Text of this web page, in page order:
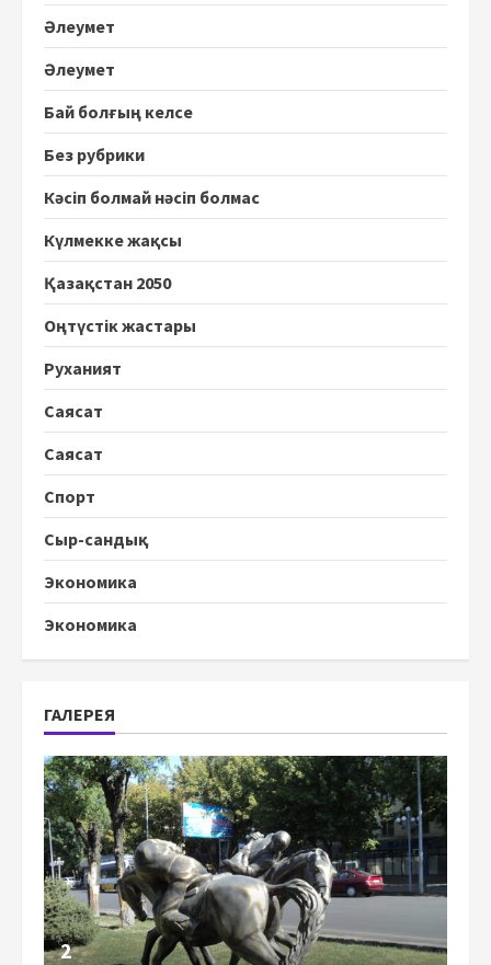
Әлеумет
Әлеумет
Бай болғың келсе
Без рубрики
Кәсіп болмай нәсіп болмас
Күлмекке жақсы
Қазақстан 2050
Оңтүстік жастары
Руханият
Саясат
Саясат
Спорт
Сыр-сандық
Экономика
Экономика
ГАЛЕРЕЯ
2